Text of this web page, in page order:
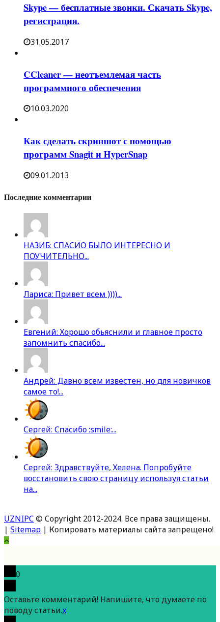
Skype — бесплатные звонки. Скачать Skype,
регистрация.
31.05.2017
CCleaner — неотъемлемая часть
программного обеспечения
10.03.2020
Как сделать скриншот с помощью
программ Snagit и HyperSnap
09.01.2013
Последние комментарии
НАЗИБ: СПАСИО БЫЛО ИНТЕРЕСНО И
ПОУЧИТЕЛЬНО...
Лариса: Привет всем ))))...
Евгений: Хорошо обьяснили и главное просто
запомнить спасибо...
Андрей: Давно всем известен, но для новичков
самое то!...
Сергей: Спасибо :smile:...
Сергей: Здравствуйте, Хелена. Попробуйте
восстановить свою страницу используя статьи
на...
UZNIPC © Copyright 2012-2024. Все права защищены.
| Sitemap | Копировать материалы сайта запрещено!
Вверх
0
Оставьте комментарий! Напишите, что думаете по
поводу статьи.x